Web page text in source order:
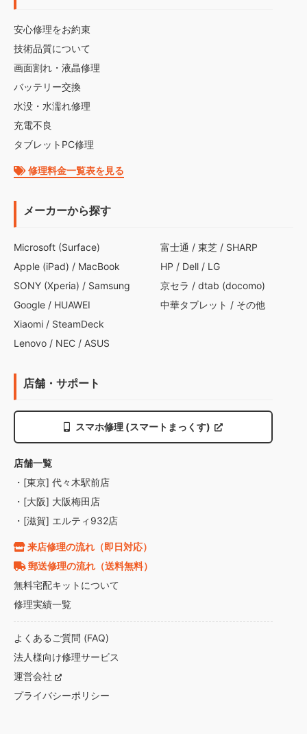
安心修理をお約束
技術品質について
画面割れ・液晶修理
バッテリー交換
水没・水濡れ修理
充電不良
タブレットPC修理
修理料金一覧表を見る
メーカーから探す
Microsoft (Surface)
Apple (iPad) / MacBook
SONY (Xperia) / Samsung
Google / HUAWEI
Xiaomi / SteamDeck
Lenovo / NEC / ASUS
富士通 / 東芝 / SHARP
HP / Dell / LG
京セラ / dtab (docomo)
中華タブレット / その他
店舗・サポート
スマホ修理 (スマートまっくす)
店舗一覧
・[東京] 代々木駅前店
・[大阪] 大阪梅田店
・[滋賀] エルティ932店
来店修理の流れ（即日対応）
郵送修理の流れ（送料無料）
無料宅配キットについて
修理実績一覧
よくあるご質問 (FAQ)
法人様向け修理サービス
運営会社
プライバシーポリシー